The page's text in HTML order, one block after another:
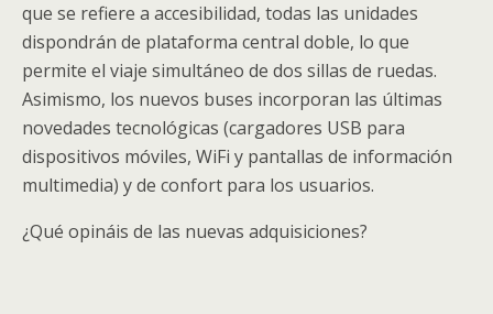
que se refiere a accesibilidad, todas las unidades
dispondrán de plataforma central doble, lo que
permite el viaje simultáneo de dos sillas de ruedas.
Asimismo, los nuevos buses incorporan las últimas
novedades tecnológicas (cargadores USB para
dispositivos móviles, WiFi y pantallas de información
multimedia) y de confort para los usuarios.
¿Qué opináis de las nuevas adquisiciones?